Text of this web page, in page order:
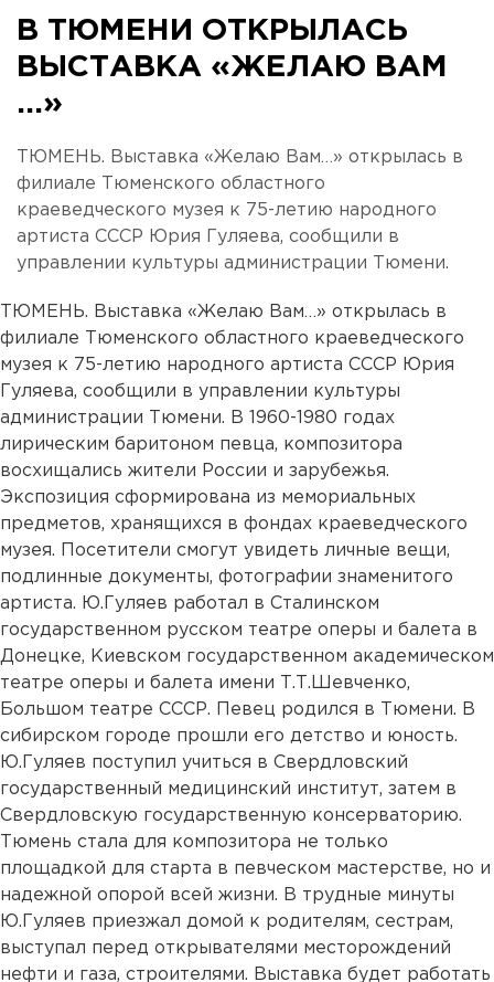
В ТЮМЕНИ ОТКРЫЛАСЬ
ВЫСТАВКА «ЖЕЛАЮ ВАМ
…»
ТЮМЕНЬ. Выставка «Желаю Вам…» открылась в
филиале Тюменского областного
краеведческого музея к 75-летию народного
артиста СССР Юрия Гуляева, сообщили в
управлении культуры администрации Тюмени.
ТЮМЕНЬ. Выставка «Желаю Вам…» открылась в
филиале Тюменского областного краеведческого
музея к 75-летию народного артиста СССР Юрия
Гуляева, сообщили в управлении культуры
администрации Тюмени. В 1960-1980 годах
лирическим баритоном певца, композитора
восхищались жители России и зарубежья.
Экспозиция сформирована из мемориальных
предметов, хранящихся в фондах краеведческого
музея. Посетители смогут увидеть личные вещи,
подлинные документы, фотографии знаменитого
артиста. Ю.Гуляев работал в Сталинском
государственном русском театре оперы и балета в
Донецке, Киевском государственном академическом
театре оперы и балета имени Т.Т.Шевченко,
Большом театре СССР. Певец родился в Тюмени. В
сибирском городе прошли его детство и юность.
Ю.Гуляев поступил учиться в Свердловский
государственный медицинский институт, затем в
Свердловскую государственную консерваторию.
Тюмень стала для композитора не только
площадкой для старта в певческом мастерстве, но и
надежной опорой всей жизни. В трудные минуты
Ю.Гуляев приезжал домой к родителям, сестрам,
выступал перед открывателями месторождений
нефти и газа, строителями. Выставка будет работать